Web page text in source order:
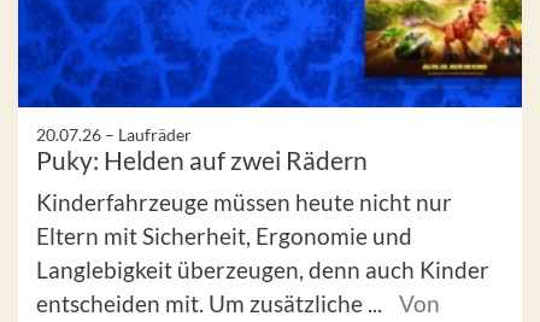
20.07.26 – Laufräder
Puky: Helden auf zwei Rädern
Kinderfahrzeuge müssen heute nicht nur
Eltern mit Sicherheit, Ergonomie und
Langlebigkeit überzeugen, denn auch Kinder
entscheiden mit. Um zusätzliche ...
Von